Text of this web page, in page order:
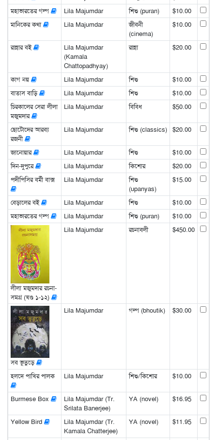
মহাভারতের গল্প
Lila Majumdar শিশু (puran)
$10.00
মানিকের কথা
Lila Majumdar
জীবনী
(cinema)
$10.00
রান্নার বই
Lila Majumdar
(Kamala
Chattopadhyay)
রান্না $20.00
কাগ নয় Lila Majumdar শিশু
$10.00
বাতাস বাড়ি
Lila Majumdar শিশু
$10.00
চিরকালের সেরা লীলা
মজুমদার
Lila Majumdar বিবিধ $50.00
ছোটোদের আরব্য
রজনী
Lila Majumdar শিশু (classics) $20.00
জানোয়ার Lila Majumdar শিশু
$10.00
দিন-দুপুরে
Lila Majumdar কিশোর
$20.00
পদীপিসির বর্মী বাক্স
Lila Majumdar
শিশু
(upanyas)
$15.00
বেড়ালের বই Lila Majumdar শিশু
$10.00
মহাভারতের গল্প
Lila Majumdar শিশু (puran) $10.00
লীলা মজুমদার রচনা-
সমগ্র (খণ্ড ১-১২)
Lila Majumdar রচনাবলী $450.00
সব ভূতুড়ে
Lila Majumdar গল্প (bhoutik) $30.00
হলদে পাখির পালক Lila Majumdar শিশু/কিশোর $10.00
Burmese Box
Lila Majumdar (Tr.
Srilata Banerjee)
YA (novel) $16.95
Yellow Bird
Lila Majumdar (Tr.
Kamala Chatterjee)
YA (novel) $11.95